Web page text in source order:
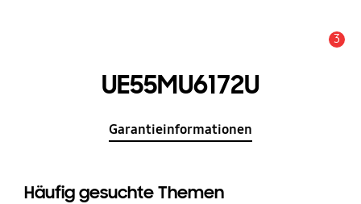
3
UE55MU6172U
Garantieinformationen
Häufig gesuchte Themen